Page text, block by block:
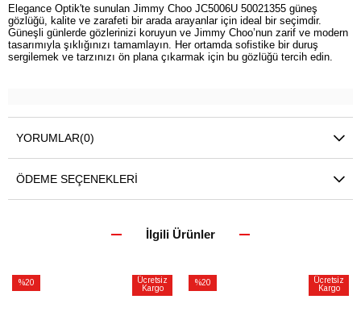
Elegance Optik'te sunulan Jimmy Choo JC5006U 50021355 güneş
gözlüğü, kalite ve zarafeti bir arada arayanlar için ideal bir seçimdir.
Güneşli günlerde gözlerinizi koruyun ve Jimmy Choo’nun zarif ve modern
tasarımıyla şıklığınızı tamamlayın. Her ortamda sofistike bir duruş
sergilemek ve tarzınızı ön plana çıkarmak için bu gözlüğü tercih edin.
YORUMLAR(0)
ÖDEME SEÇENEKLERI
İlgili Ürünler
%20
Ücretsiz
Kargo
%20
Ücretsiz
Kargo